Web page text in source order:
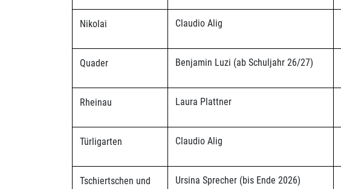
Nikolai Claudio Alig
Quader Benjamin Luzi (ab Schuljahr 26/27)
Rheinau Laura Plattner
Türligarten Claudio Alig
Tschiertschen und
Ursina Sprecher (bis Ende 2026)